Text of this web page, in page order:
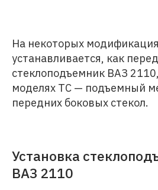
На некоторых
устанавливается, как
стеклоподъемник ВАЗ
моделях ТС — подъемный
передних боковых стекол.
Установка
ВАЗ 2110